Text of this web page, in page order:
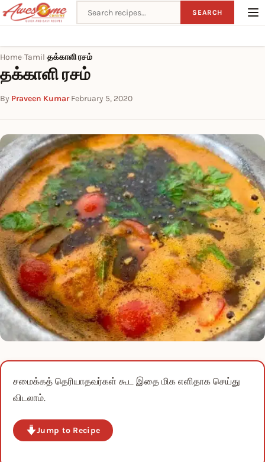
Search recipes SEARCH
Home Tamil தக்காளி ரசம்
தக்காளி ரசம்
By Praveen Kumar·February 5, 2020
சமைக்கத் தெரியாதவர்கள் கூட இதை மிக எளிதாக செய்து
விடலாம்.
Jump to Recipe